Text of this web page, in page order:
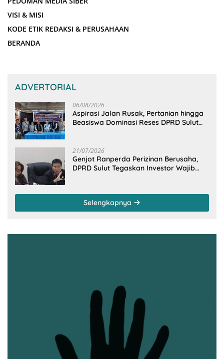
VISI & MISI
KODE ETIK REDAKSI & PERUSAHAAN
BERANDA
ADVERTORIAL
06/08/2026
Aspirasi Jalan Rusak, Pertanian hingga
Beasiswa Dominasi Reses DPRD Sulut
21/07/2026
Genjot Ranperda Perizinan Berusaha,
DPRD Sulut Tegaskan Investor Wajib
Selengkapnya